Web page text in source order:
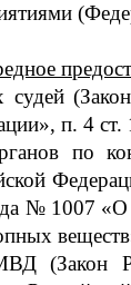
судей
п. 4 ст.
по
№ 1007 «О
(Закон